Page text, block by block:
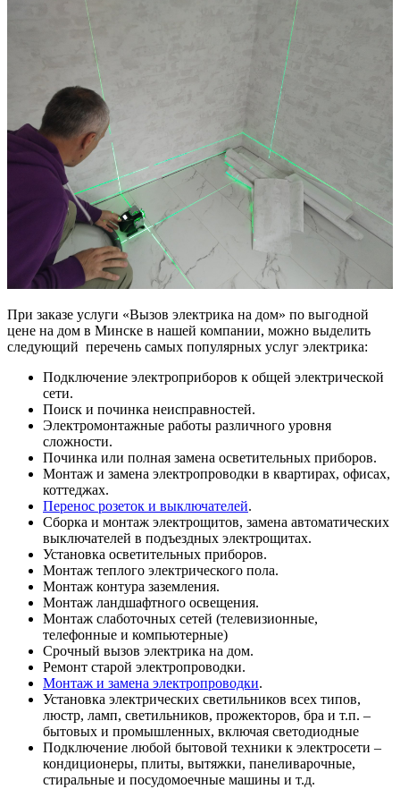
При заказе услуги «Вызов электрика на дом» по выгодной
цене на дом в Минске в нашей компании, можно выделить
следующий перечень самых популярных услуг электрика:
Подключение электроприборов к общей электрической
сети.
Поиск и починка неисправностей.
Электромонтажные работы различного уровня
сложности.
Починка или полная замена осветительных приборов.
Монтаж и замена электропроводки в квартирах, офисах,
коттеджах.
Перенос розеток и выключателей.
Сборка и монтаж электрощитов, замена автоматических
выключателей в подъездных электрощитах.
Установка осветительных приборов.
Монтаж теплого электрического пола.
Монтаж контура заземления.
Монтаж ландшафтного освещения.
Монтаж слаботочных сетей (телевизионные,
телефонные и компьютерные)
Срочный вызов электрика на дом.
Ремонт старой электропроводки.
Монтаж и замена электропроводки.
Установка электрических светильников всех типов,
люстр, ламп, светильников, прожекторов, бра и т.п. –
бытовых и промышленных, включая светодиодные
Подключение любой бытовой техники к электросети –
кондиционеры, плиты, вытяжки, панеливарочные,
стиральные и посудомоечные машины и т.д.